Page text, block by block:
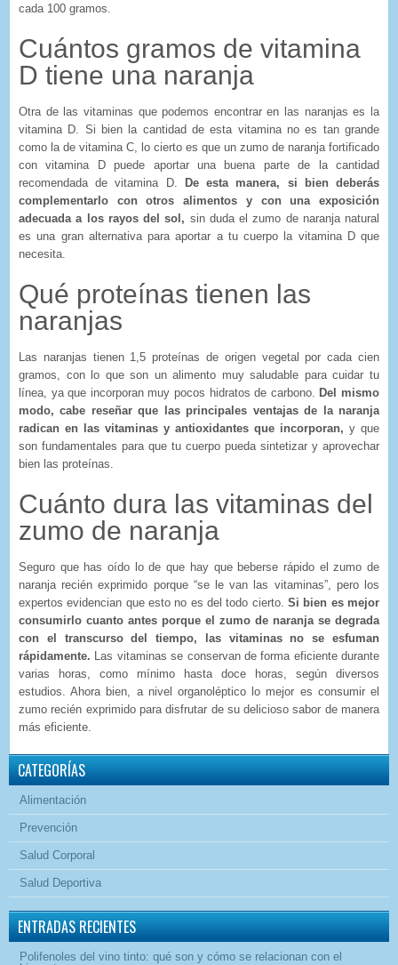
cada 100 gramos.
Cuántos gramos de vitamina
D tiene una naranja
Otra de las vitaminas que podemos encontrar en las naranjas es la
vitamina D. Si bien la cantidad de esta vitamina no es tan grande
como la de vitamina C, lo cierto es que un zumo de naranja fortificado
con vitamina D puede aportar una buena parte de la cantidad
recomendada de vitamina D. De esta manera, si bien deberás
complementarlo con otros alimentos y con una exposición
adecuada a los rayos del sol, sin duda el zumo de naranja natural
es una gran alternativa para aportar a tu cuerpo la vitamina D que
necesita.
Qué proteínas tienen las
naranjas
Las naranjas tienen 1,5 proteínas de origen vegetal por cada cien
gramos, con lo que son un alimento muy saludable para cuidar tu
línea, ya que incorporan muy pocos hidratos de carbono. Del mismo
modo, cabe reseñar que las principales ventajas de la naranja
radican en las vitaminas y antioxidantes que incorporan, y que
son fundamentales para que tu cuerpo pueda sintetizar y aprovechar
bien las proteínas.
Cuánto dura las vitaminas del
zumo de naranja
Seguro que has oído lo de que hay que beberse rápido el zumo de
naranja recién exprimido porque “se le van las vitaminas”, pero los
expertos evidencian que esto no es del todo cierto. Si bien es mejor
consumirlo cuanto antes porque el zumo de naranja se degrada
con el transcurso del tiempo, las vitaminas no se esfuman
rápidamente. Las vitaminas se conservan de forma eficiente durante
varias horas, como mínimo hasta doce horas, según diversos
estudios. Ahora bien, a nivel organoléptico lo mejor es consumir el
zumo recién exprimido para disfrutar de su delicioso sabor de manera
más eficiente.
CATEGORÍAS
Alimentación
Prevención
Salud Corporal
Salud Deportiva
ENTRADAS RECIENTES
Polifenoles del vino tinto: qué son y cómo se relacionan con el